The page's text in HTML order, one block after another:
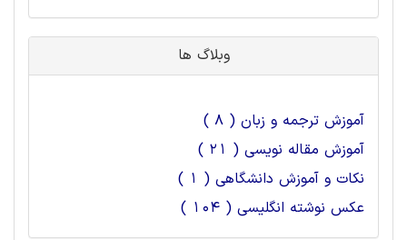
وبلاگ ها
آموزش ترجمه و زبان ( 8 )
آموزش مقاله نویسی ( 21 )
نکات و آموزش دانشگاهی ( 1 )
عکس نوشته انگلیسی ( 104 )